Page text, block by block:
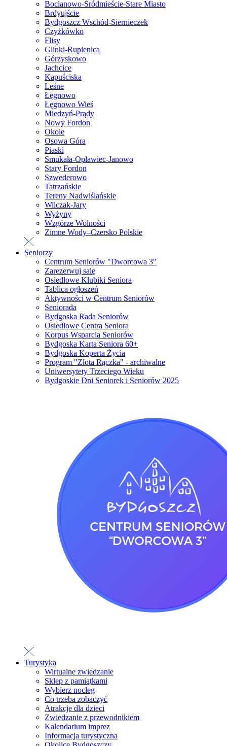
Bocianowo-Śródmieście-Stare Miasto
Brdyujście
Bydgoszcz Wschód-Siernieczek
Czyżkówko
Flisy
Glinki-Rupienica
Górzyskowo
Jachcice
Kapuściska
Leśne
Łęgnowo
Łęgnowo Wieś
Miedzyń-Prądy
Nowy Fordon
Okole
Osowa Góra
Piaski
Smukała-Opławiec-Janowo
Stary Fordon
Szwederowo
Tatrzańskie
Tereny Nadwiślańskie
Wilczak-Jary
Wyżyny
Wzgórze Wolności
Zimne Wody–Czersko Polskie
Seniorzy
Centrum Seniorów "Dworcowa 3"
Zarezerwuj salę
Osiedlowe Klubiki Seniora
Tablica ogłoszeń
Aktywności w Centrum Seniorów
Seniorada
Bydgoska Rada Seniorów
Osiedlowe Centra Seniora
Korpus Wsparcia Seniorów
Bydgoska Karta Seniora 60+
Bydgoska Koperta Życia
Program "Złota Rączka" - archiwalne
Uniwersytety Trzeciego Wieku
Bydgoskie Dni Seniorek i Seniorów 2025
Turystyka
Wirtualne zwiedzanie
Sklep z pamiątkami
Wybierz nocleg
Co trzeba zobaczyć
Atrakcje dla dzieci
Zwiedzanie z przewodnikiem
Kalendarium imprez
Informacja turystyczna